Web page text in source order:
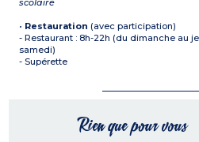
scolaire
• Restauration (avec participation)
- Restaurant : 8h-22h (du dimanche au
samedi)
- Supérette
Rien que pour vous